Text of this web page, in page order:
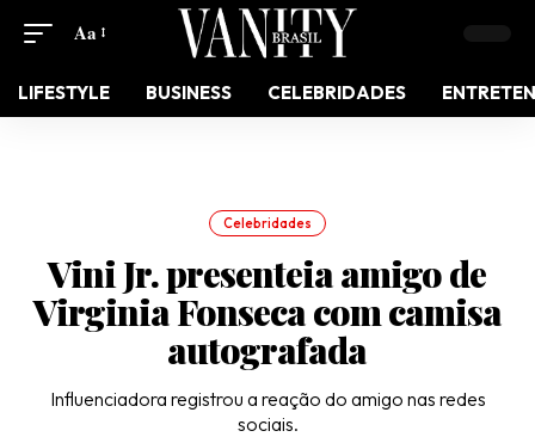
Aa
LIFESTYLE BUSINESS CELEBRIDADES
Celebridades
Vini Jr. presenteia amigo de
Virginia Fonseca com camisa
autografada
Influenciadora registrou a reação do amigo nas redes
sociais.